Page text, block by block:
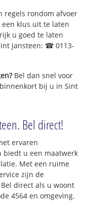
regels rondom afvoer
klus uit te laten
u goed te laten
Jansteen: ☎ 0113-
Bel dan snel voor
bij u in Sint
Bel direct!
ervaren
biedt u een maatwerk
Met een ruime
zijn de
direct als u woont
4564 en omgeving.